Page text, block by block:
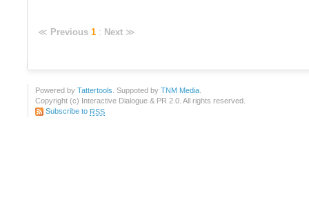
≪ Previous 1 : Next ≫
Powered by Tattertools . Suppoted by TNM Media
Copyright (c) Interactive Dialogue & PR 2.0. All rights reserved.
Subscribe to RSS